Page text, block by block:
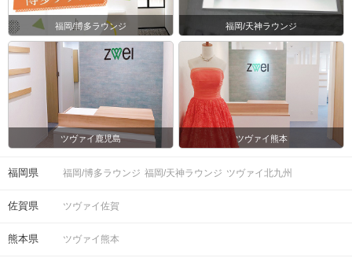
福岡/博多ラウンジ 福岡/天神ラウンジ
ツヴァイ鹿児島 ツヴァイ熊本
福岡県 福岡/博多ラウンジ 福岡/天神ラウンジ ツヴァイ北九州
佐賀県 ツヴァイ佐賀
熊本県 ツヴァイ熊本